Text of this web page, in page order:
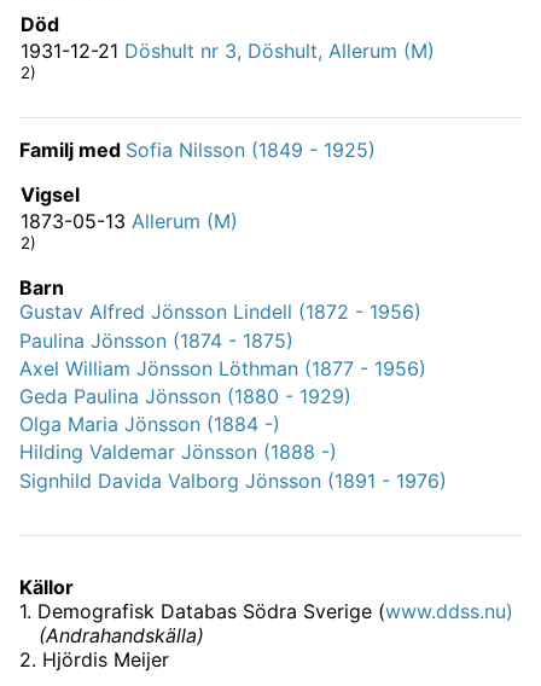
Död
1931-12-21 Döshult nr 3, Döshult, Allerum (M)
2)
Familj med Sofia Nilsson (1849 - 1925)
Vigsel
1873-05-13 Allerum (M)
2)
Barn
Gustav Alfred Jönsson Lindell (1872 - 1956)
Paulina Jönsson (1874 - 1875)
Axel William Jönsson Löthman (1877 - 1956)
Geda Paulina Jönsson (1880 - 1929)
Olga Maria Jönsson (1884 -)
Hilding Valdemar Jönsson (1888 -)
Signhild Davida Valborg Jönsson (1891 - 1976)
Källor
1. Demografisk Databas Södra Sverige (www.ddss.nu)
(Andrahandskälla)
2. Hjördis Meijer